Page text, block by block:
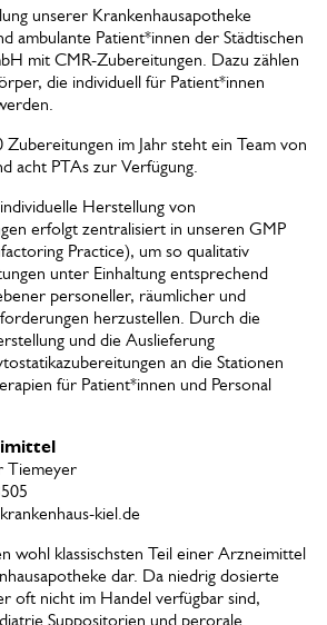
unserer Krankenhausapotheke
ambulante Patient*innen der Städtischen
mit CMR-Zubereitungen. Dazu zählen
die individuell für Patient*innen
Zubereitungen im Jahr steht ein Team von
acht PTAs zur Verfügung.
Herstellung von
erfolgt zentralisiert in unseren GMP
Practice), um so qualitativ
unter Einhaltung entsprechend
personeller, räumlicher und
herzustellen. Durch die
und die Auslieferung
an die Stationen
für Patient*innen und Personal
Tiemeyer
kiel.de
wohl klassischsten Teil einer Arzneimittel
dar. Da niedrig dosierte
oft nicht im Handel verfügbar sind,
Suppositorien und perorale